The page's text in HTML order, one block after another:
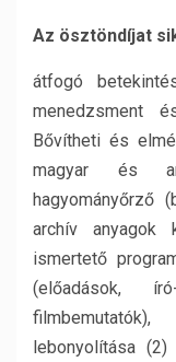
Az ösztöndíjat
átfogó
menedzsment
Bővítheti és
magyar és
hagyományőrző
archív anyagok
ismertető
(előadások,
lebonyolítása